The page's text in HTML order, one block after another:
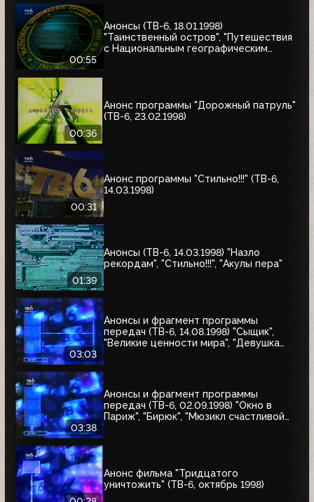
00:55
Анонсы (ТВ-6, 18.01.1998)
"Таинственный остров", "Путешествия
с Национальным географическим
00:36
Анонс программы "Дорожный патруль"
(ТВ-6, 23.02.1998)
00:31
Анонс программы "Стильно!!!" (ТВ-6,
14.03.1998)
01:39
Анонсы (ТВ-6, 14.03.1998) "Назло
рекордам", "Стильно!!!", "Акулы пера"
03:03
Анонсы и фрагмент программы
передач (ТВ-6, 14.08.1998) "Сыщик",
"Великие ценности мира", "Девушка
03:38
Анонсы и фрагмент программы
передач (ТВ-6, 02.09.1998) "Окно в
Париж", "Бирюк", "Мюзикл счастливой
Анонс фильма "Тридцатого
уничтожить" (ТВ-6, октябрь 1998)